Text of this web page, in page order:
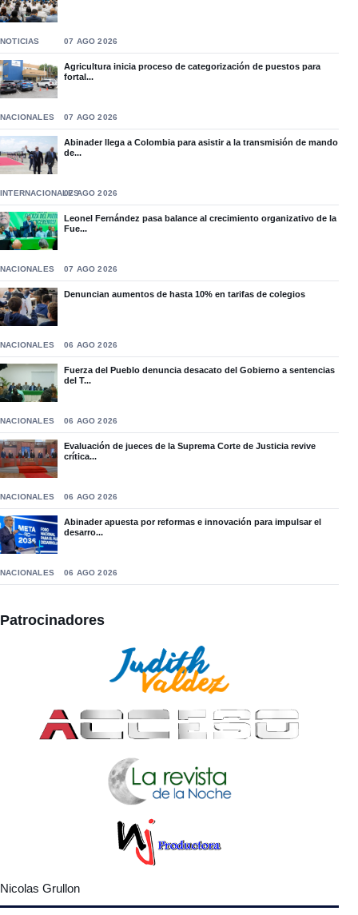
NOTICIAS 07 AGO 2026
Agricultura inicia proceso de categorización de puestos para
fortal...
NACIONALES 07 AGO 2026
Abinader llega a Colombia para asistir a la transmisión de mando
de...
INTERNACIONALES07 AGO 2026
Leonel Fernández pasa balance al crecimiento organizativo de la
Fue...
NACIONALES 07 AGO 2026
Denuncian aumentos de hasta 10% en tarifas de colegios
NACIONALES 06 AGO 2026
Fuerza del Pueblo denuncia desacato del Gobierno a sentencias
del T...
NACIONALES 06 AGO 2026
Evaluación de jueces de la Suprema Corte de Justicia revive
crítica...
NACIONALES 06 AGO 2026
Abinader apuesta por reformas e innovación para impulsar el
desarro...
NACIONALES 06 AGO 2026
Patrocinadores
Nicolas Grullon